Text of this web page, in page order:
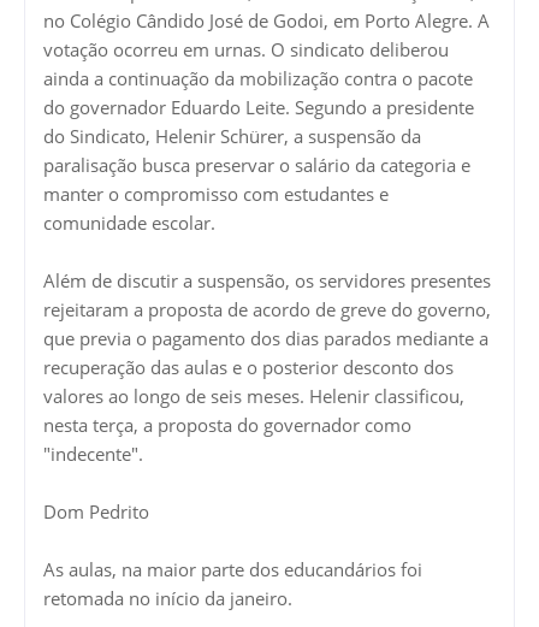
no Colégio Cândido José de Godoi, em Porto Alegre. A
votação ocorreu em urnas. O sindicato deliberou
ainda a continuação da mobilização contra o pacote
do governador Eduardo Leite. Segundo a presidente
do Sindicato, Helenir Schürer, a suspensão da
paralisação busca preservar o salário da categoria e
manter o compromisso com estudantes e
comunidade escolar.
Além de discutir a suspensão, os servidores presentes
rejeitaram a proposta de acordo de greve do governo,
que previa o pagamento dos dias parados mediante a
recuperação das aulas e o posterior desconto dos
valores ao longo de seis meses. Helenir classificou,
nesta terça, a proposta do governador como
"indecente".
Dom Pedrito
As aulas, na maior parte dos educandários foi
retomada no início da janeiro.